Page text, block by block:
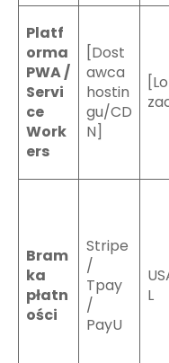
Platf
orma
PWA /
Servi
ce
Work
ers
[Dost
awca
hostin
gu/CD
N]
Bram
ka
płatn
ości
Stripe
/
Tpay
/
PayU
L